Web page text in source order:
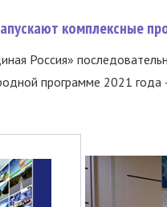
комплексные
Россия»
программе 2021 года